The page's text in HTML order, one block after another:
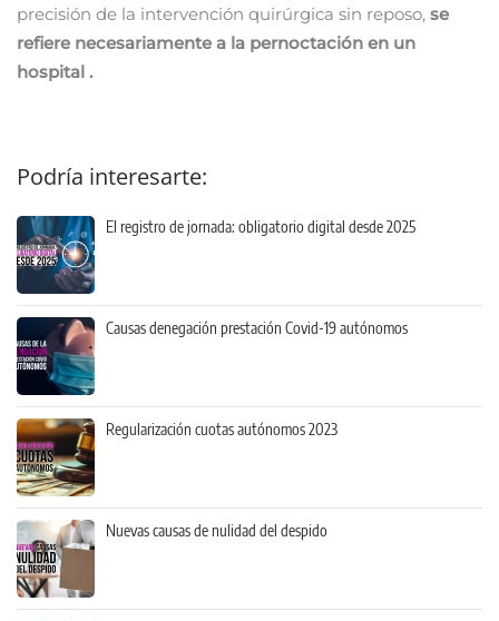
precisión de la intervención quirúrgica sin reposo, se
refiere necesariamente a la pernoctación en un
hospital .
Podría interesarte:
El registro de jornada: obligatorio digital desde 2025
Causas denegación prestación Covid-19 autónomos
Regularización cuotas autónomos 2023
Nuevas causas de nulidad del despido